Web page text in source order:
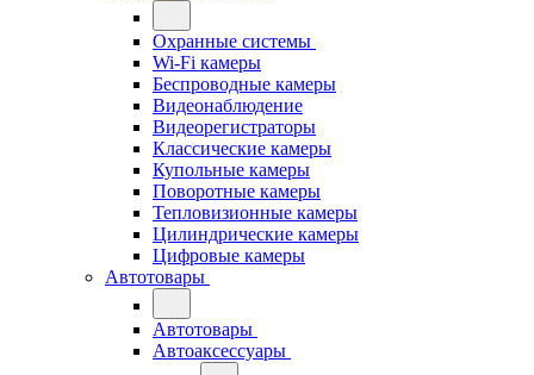
Охранные системы
Wi-Fi камеры
Беспроводные камеры
Видеонаблюдение
Видеорегистраторы
Классические камеры
Купольные камеры
Поворотные камеры
Тепловизионные камеры
Цилиндрические камеры
Цифровые камеры
Автотовары
Автотовары
Автоаксессуары